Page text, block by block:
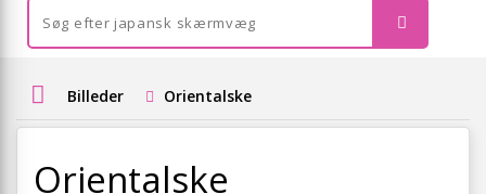
Billeder Orientalske
Orientalske